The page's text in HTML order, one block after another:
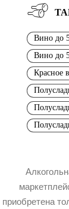
Вино до
Вино до
Красное
приобретена